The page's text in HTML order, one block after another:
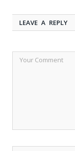
LEAVE A REPLY